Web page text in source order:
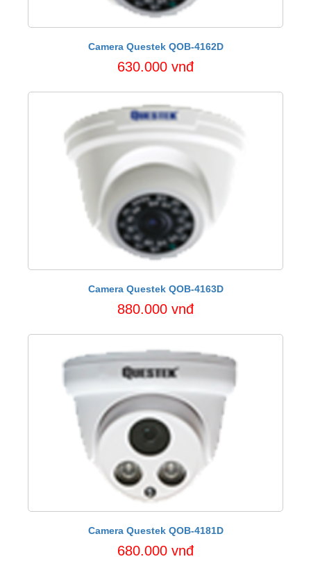
Camera Questek QOB-4162D
630.000 vnđ
Camera Questek QOB-4163D
880.000 vnđ
Camera Questek QOB-4181D
680.000 vnđ